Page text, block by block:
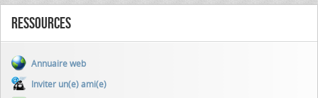
Ressources
Annuaire web
Inviter un(e) ami(e)